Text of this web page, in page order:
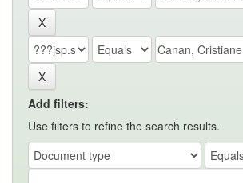
Add filters:
Use filters to refine the search results.